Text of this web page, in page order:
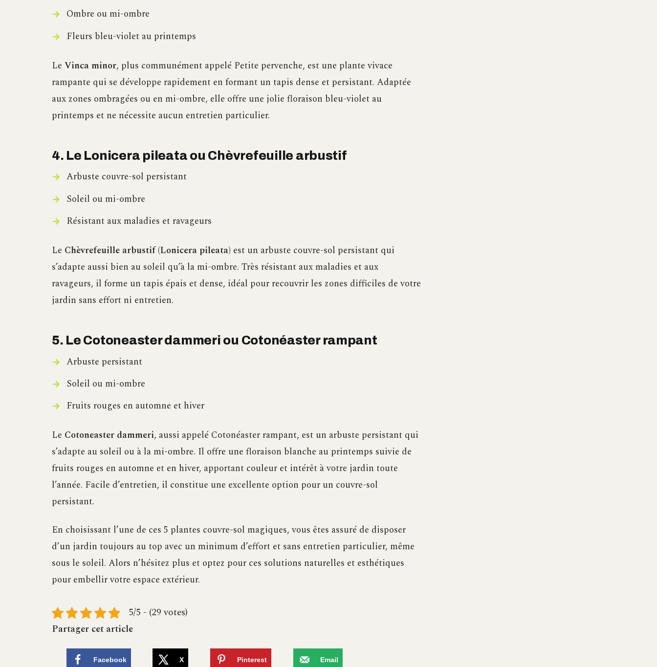
Ombre ou mi-ombre
Fleurs bleu-violet au printemps
Le Vinca minor, plus communément appelé Petite pervenche, est une plante vivace
rampante qui se développe rapidement en formant un tapis dense et persistant. Adaptée
aux zones ombragées ou en mi-ombre, elle offre une jolie floraison bleu-violet au
printemps et ne nécessite aucun entretien particulier.
4. Le Lonicera pileata ou Chèvrefeuille arbustif
Arbuste couvre-sol persistant
Soleil ou mi-ombre
Résistant aux maladies et ravageurs
Le Chèvrefeuille arbustif (Lonicera pileata) est un arbuste couvre-sol persistant qui
s’adapte aussi bien au soleil qu’à la mi-ombre. Très résistant aux maladies et aux
ravageurs, il forme un tapis épais et dense, idéal pour recouvrir les zones difficiles de votre
jardin sans effort ni entretien.
5. Le Cotoneaster dammeri ou Cotonéaster rampant
Arbuste persistant
Soleil ou mi-ombre
Fruits rouges en automne et hiver
Le Cotoneaster dammeri, aussi appelé Cotonéaster rampant, est un arbuste persistant qui
s’adapte au soleil ou à la mi-ombre. Il offre une floraison blanche au printemps suivie de
fruits rouges en automne et en hiver, apportant couleur et intérêt à votre jardin toute
l’année. Facile d’entretien, il constitue une excellente option pour un couvre-sol
persistant.
En choisissant l’une de ces 5 plantes couvre-sol magiques, vous êtes assuré de disposer
d’un jardin toujours au top avec un minimum d’effort et sans entretien particulier, même
sous le soleil. Alors n’hésitez plus et optez pour ces solutions naturelles et esthétiques
pour embellir votre espace extérieur.
5/5 - (29 votes)
Partager cet article
Facebook X Pinterest Email